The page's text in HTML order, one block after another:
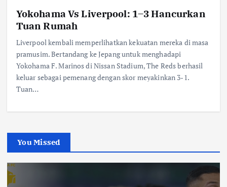
Yokohama Vs Liverpool: 1–3 Hancurkan
Tuan Rumah
Liverpool kembali memperlihatkan kekuatan mereka di masa
pramusim. Bertandang ke Jepang untuk menghadapi
Yokohama F. Marinos di Nissan Stadium, The Reds berhasil
keluar sebagai pemenang dengan skor meyakinkan 3-1.
Tuan…
You Missed